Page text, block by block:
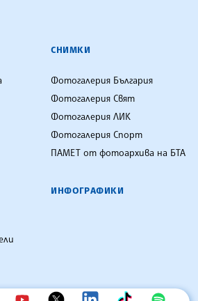
СНИМКИ
Фотогалерия България
Фотогалерия Свят
Фотогалерия ЛИК
Фотогалерия Спорт
ПАМЕТ от фотоархива на БТА
ИНФОГРАФИКИ